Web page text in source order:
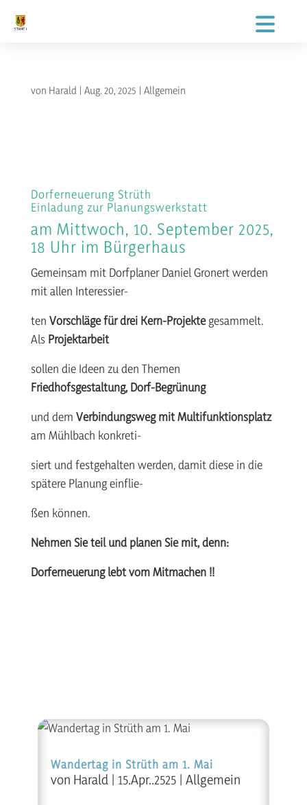
von Harald| Aug. 20, 2025 | Allgemein
Dorferneuerung Strüth
Einladung zur Planungswerkstatt
am Mittwoch, 10. September 2025,
18 Uhr im Bürgerhaus
Gemeinsam mit Dorfplaner Daniel Gronert werden
mit allen Interessier-
ten Vorschläge für drei Kern-Projektegesammelt.
Als Projektarbeit
sollen die Ideen zu den Themen
Friedhofsgestaltung, Dorf-Begrünung
und dem Verbindungsweg mit Multifunktionsplatz
am Mühlbach konkreti-
siert und festgehalten werden, damit diese in die
spätere Planung einflie-
ßen können.
Nehmen Sie teil und planen Sie mit, denn:
Dorferneuerung lebt vom Mitmachen !!
Wandertag in Strüth am 1. Mai
von Harald| 15.Apr..2525| Allgemein